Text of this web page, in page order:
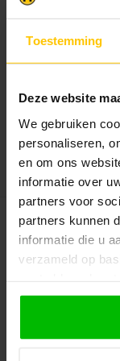
Toestemming
Deze website
We gebruiken
personaliseren,
en om ons
informatie over
partners voor
partners kunnen
informatie die u
verzameld op
gebruiken.